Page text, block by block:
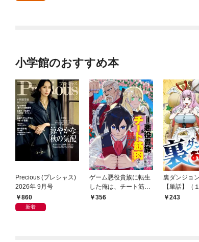
小学館のおすすめ本
Precious (プレシャス)
2026年 9月号
860
新着
ゲーム悪役貴族に転生
した俺は、チート筋肉
で無双する【単話】
356
裏ダンジョ
【単話】（１
243